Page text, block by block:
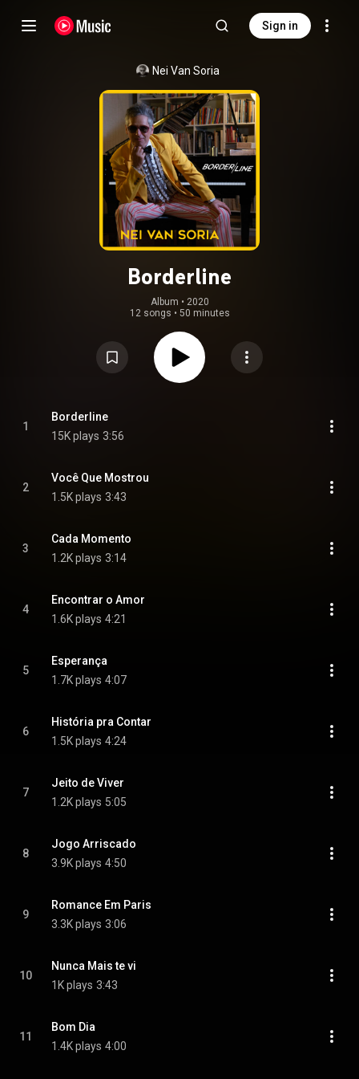
Sign in
Nei Van Soria
Borderline
Album • 2020
12 songs • 50 minutes
1
Borderline
15K plays 3:56
2
Você Que Mostrou
1.5K plays 3:43
3
Cada Momento
1.2K plays 3:14
4
Encontrar o Amor
1.6K plays 4:21
5
Esperança
1.7K plays 4:07
6
História pra Contar
1.5K plays 4:24
7
Jeito de Viver
1.2K plays 5:05
8
Jogo Arriscado
3.9K plays 4:50
9
Romance Em Paris
3.3K plays 3:06
10
Nunca Mais te vi
1K plays 3:43
11
Bom Dia
1.4K plays 4:00